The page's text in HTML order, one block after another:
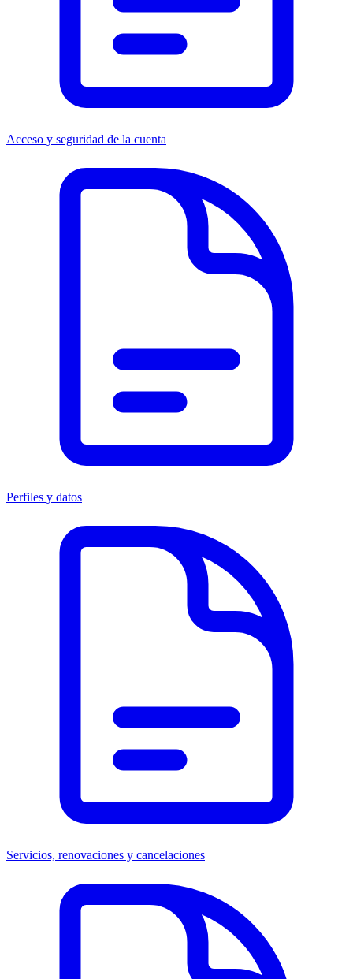
Acceso y seguridad de la cuenta
Perfiles y datos
Servicios, renovaciones y cancelaciones